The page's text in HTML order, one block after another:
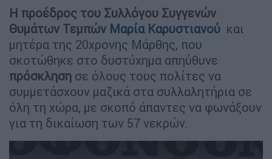
Η προέδρος του Συλλόγου Συγγενών
Θυμάτων Τεμπών Μαρία Καρυστιανού και
μητέρα της 20χρονης Μάρθης, που
σκοτώθηκε στο δυστύχημα απηύθυνε
πρόσκληση σε όλους τους πολίτες να
συμμετάσχουν μαζικά στα συλλαλητήρια σε
όλη τη χώρα, με σκοπό άπαντες να φωνάξουν
για τη δικαίωση των 57 νεκρών.